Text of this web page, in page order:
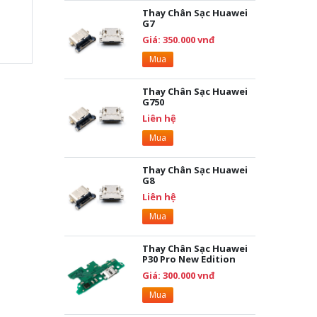
Thay Chân Sạc Huawei
G7
Giá: 350.000 vnđ
Mua
Thay Chân Sạc Huawei
G750
Liên hệ
Mua
Thay Chân Sạc Huawei
G8
Liên hệ
Mua
Thay Chân Sạc Huawei
P30 Pro New Edition
Giá: 300.000 vnđ
Mua